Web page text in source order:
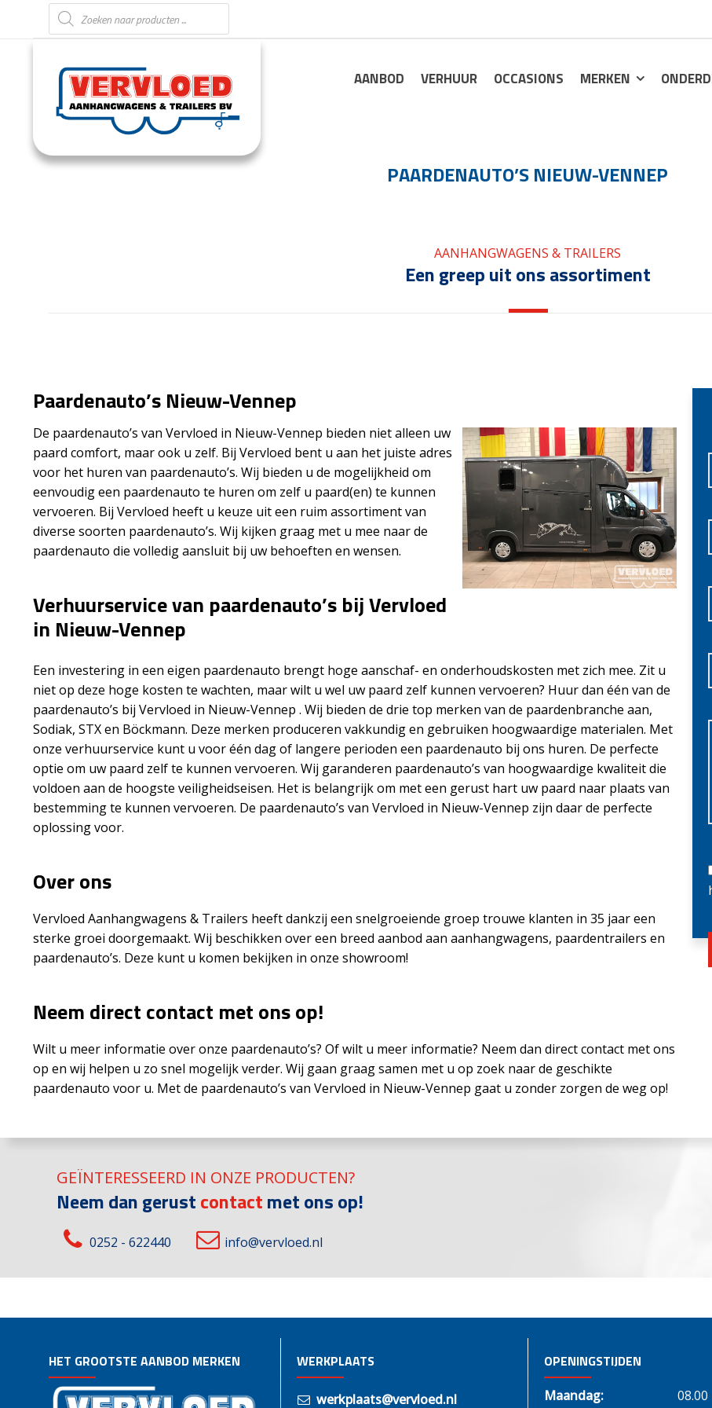
Producten zoeken
AANBOD VERHUUR OCCASIONS MERKEN
PAARDENAUTO’S NIEUW-VENNEP
AANHANGWAGENS & TRAILERS
Een greep uit ons assortiment
Paardenauto’s Nieuw-Vennep
De paardenauto’s van Vervloed in Nieuw-Vennep bieden niet alleen uw
paard comfort, maar ook u zelf. Bij Vervloed bent u aan het juiste adres
voor het huren van paardenauto’s. Wij bieden u de mogelijkheid om
eenvoudig een paardenauto te huren om zelf u paard(en) te kunnen
vervoeren. Bij Vervloed heeft u keuze uit een ruim assortiment van
diverse soorten paardenauto’s. Wij kijken graag met u mee naar de
paardenauto die volledig aansluit bij uw behoeften en wensen.
Verhuurservice van paardenauto’s bij Vervloed
in Nieuw-Vennep
Een investering in een eigen paardenauto brengt hoge aanschaf- en onderhoudskosten met zich mee. Zit u
niet op deze hoge kosten te wachten, maar wilt u wel uw paard zelf kunnen vervoeren? Huur dan één van de
paardenauto’s bij Vervloed in Nieuw-Vennep . Wij bieden de drie top merken van de paardenbranche aan,
Sodiak, STX en Böckmann. Deze merken produceren vakkundig en gebruiken hoogwaardige materialen. Met
onze verhuurservice kunt u voor één dag of langere perioden een paardenauto bij ons huren. De perfecte
optie om uw paard zelf te kunnen vervoeren. Wij garanderen paardenauto’s van hoogwaardige kwaliteit die
voldoen aan de hoogste veiligheidseisen. Het is belangrijk om met een gerust hart uw paard naar plaats van
bestemming te kunnen vervoeren. De paardenauto’s van Vervloed in Nieuw-Vennep zijn daar de perfecte
oplossing voor.
Over ons
Vervloed Aanhangwagens & Trailers heeft dankzij een snelgroeiende groep trouwe klanten in 35 jaar een
sterke groei doorgemaakt. Wij beschikken over een breed aanbod aan aanhangwagens, paardentrailers en
paardenauto’s. Deze kunt u komen bekijken in onze showroom!
Neem direct contact met ons op!
Wilt u meer informatie over onze paardenauto’s? Of wilt u meer informatie? Neem dan direct contact met ons
op en wij helpen u zo snel mogelijk verder. Wij gaan graag samen met u op zoek naar de geschikte
paardenauto voor u. Met de paardenauto’s van Vervloed in Nieuw-Vennep gaat u zonder zorgen de weg op!
GEÏNTERESSEERD IN ONZE PRODUCTEN?
Neem dan gerustcontactmet ons op!
0252 - 622440 info@vervloed.nl
HET GROOTSTE AANBOD MERKEN WERKPLAATS
werkplaats@vervloed.nl
OPENINGSTIJDEN
Maandag:
08.00